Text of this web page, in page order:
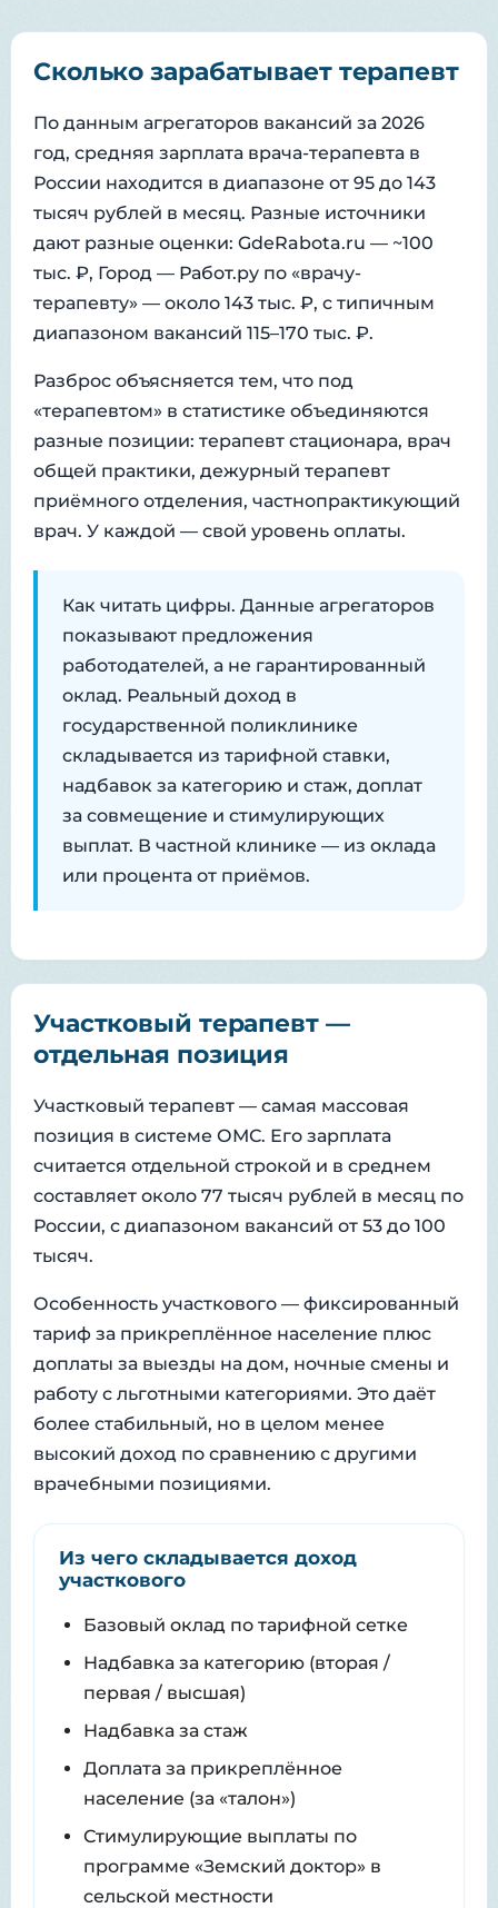
Сколько зарабатывает терапевт
По данным агрегаторов вакансий за 2026
год, средняя зарплата врача-терапевта в
России находится в диапазоне от 95 до 143
тысяч рублей в месяц. Разные источники
дают разные оценки: GdeRabota.ru — ~100
тыс. ₽, Город — Работ.ру по «врачу-
терапевту» — около 143 тыс. ₽, с типичным
диапазоном вакансий 115–170 тыс. ₽.
Разброс объясняется тем, что под
«терапевтом» в статистике объединяются
разные позиции: терапевт стационара, врач
общей практики, дежурный терапевт
приёмного отделения, частнопрактикующий
врач. У каждой — свой уровень оплаты.
Как читать цифры. Данные агрегаторов
показывают предложения
работодателей, а не гарантированный
оклад. Реальный доход в
государственной поликлинике
складывается из тарифной ставки,
надбавок за категорию и стаж, доплат
за совмещение и стимулирующих
выплат. В частной клинике — из оклада
или процента от приёмов.
Участковый терапевт —
отдельная позиция
Участковый терапевт — самая массовая
позиция в системе ОМС. Его зарплата
считается отдельной строкой и в среднем
составляет около 77 тысяч рублей в месяц по
России, с диапазоном вакансий от 53 до 100
тысяч.
Особенность участкового — фиксированный
тариф за прикреплённое население плюс
доплаты за выезды на дом, ночные смены и
работу с льготными категориями. Это даёт
более стабильный, но в целом менее
высокий доход по сравнению с другими
врачебными позициями.
Из чего складывается доход
участкового
Базовый оклад по тарифной сетке
Надбавка за категорию (вторая /
первая / высшая)
Надбавка за стаж
Доплата за прикреплённое
население (за «талон»)
Стимулирующие выплаты по
программе «Земский доктор» в
сельской местности